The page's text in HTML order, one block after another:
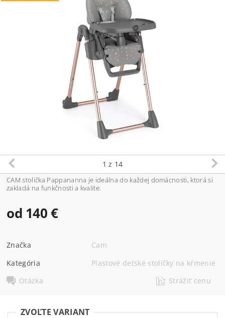
1 z 14
CAM stolička Pappananna je ideálna do každej domácnosti, ktorá si
zakladá na funkčnosti a kvalite.
od 140 €
Značka
Cam
Kategória
Plastové detské stoličky na kŕmenie
Otázka
Strážiť cenu
ZVOĽTE VARIANT